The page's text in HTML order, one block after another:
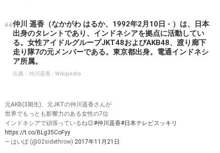
仲川 遥香（なかがわ はるか、1992年2月10日 - ）は、日本
出身のタレントであり、インドネシアを拠点に活動してい
る。女性アイドルグループJKT48およびAKB48、渡り廊下
走り隊7の元メンバーである。東京都出身。電通インドネシ
ア所属。
出典： 仲川遥香 - Wikipedia
元AKB(3期生)、元JKTの仲川遥香さんが
世界でもっとも影響力のある女性の7位
インドネシアで頑張っているね😉#仲川遥香#日本テレビスッキリ
https://t.co/BLg35CoFyy
— はいぼ (@02sidethrow) 2017年11月21日